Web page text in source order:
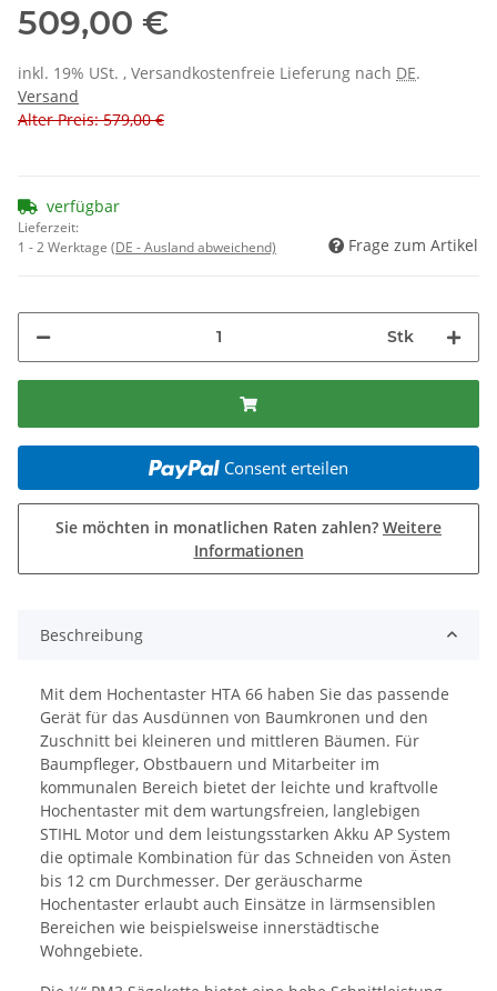
509,00 €
inkl. 19% USt. , Versandkostenfreie Lieferung nach DE.
Versand
Alter Preis: 579,00 €
verfügbar
Lieferzeit:
1 - 2 Werktage (DE - Ausland abweichend) Frage zum Artikel
Stk
Consent erteilen
Sie möchten in monatlichen Raten zahlen? Weitere
Informationen
Beschreibung
Mit dem Hochentaster HTA 66 haben Sie das passende
Gerät für das Ausdünnen von Baumkronen und den
Zuschnitt bei kleineren und mittleren Bäumen. Für
Baumpfleger, Obstbauern und Mitarbeiter im
kommunalen Bereich bietet der leichte und kraftvolle
Hochentaster mit dem wartungsfreien, langlebigen
STIHL Motor und dem leistungsstarken Akku AP System
die optimale Kombination für das Schneiden von Ästen
bis 12 cm Durchmesser. Der geräuscharme
Hochentaster erlaubt auch Einsätze in lärmsensiblen
Bereichen wie beispielsweise innerstädtische
Wohngebiete.